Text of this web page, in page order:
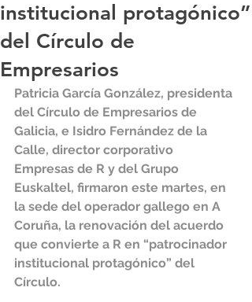
institucional protagónico”
del Círculo de
Empresarios
Patricia García González, presidenta
del Círculo de Empresarios de
Galicia, e Isidro Fernández de la
Calle, director corporativo
Empresas de R y del Grupo
Euskaltel, firmaron este martes, en
la sede del operador gallego en A
Coruña, la renovación del acuerdo
que convierte a R en “patrocinador
institucional protagónico” del
Círculo.